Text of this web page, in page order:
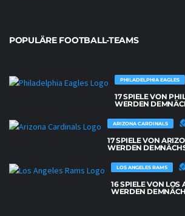
POPULÄRE FOOTBALL-TEAMS
PHILADELPHIA EAGLES
17 SPIELE VON
WERDEN
ARIZONA CARDINALS
17 SPIELE VON
WERDEN
LOS ANGELES RAMS
16 SPIELE VON LOS
WERDEN